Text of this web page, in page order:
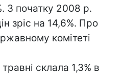
З початку 2008 р.
зріс на 14,6%. Про
комітеті
травні склала 1,3% в